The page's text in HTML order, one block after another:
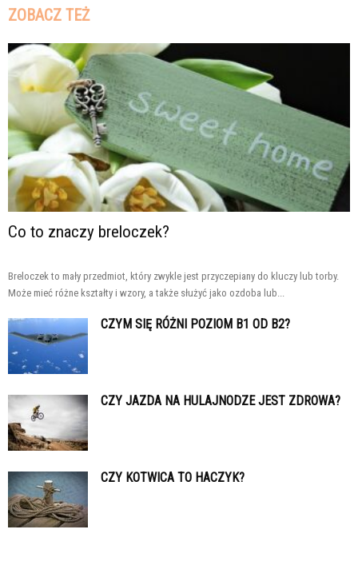
ZOBACZ TEŻ
Co to znaczy breloczek?
Breloczek to mały przedmiot, który zwykle jest przyczepiany do kluczy lub torby.
Może mieć różne kształty i wzory, a także służyć jako ozdoba lub...
CZYM SIĘ RÓŻNI POZIOM B1 OD B2?
CZY JAZDA NA HULAJNODZE JEST ZDROWA?
CZY KOTWICA TO HACZYK?